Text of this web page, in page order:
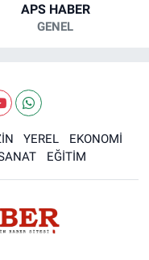
APS HABER
GENEL
YEREL
EKONOMİ
EĞİTİM